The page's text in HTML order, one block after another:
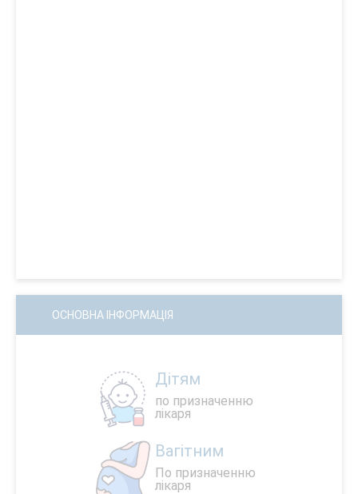
ОСНОВНА ІНФОРМАЦІЯ
Дітям
по призначенню
лікаря
Вагітним
По призначенню
лікаря